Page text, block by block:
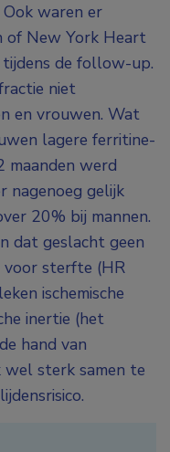
waren er
of New York Heart
de follow-up.
niet
en vrouwen. Wat
lagere ferritine-
maanden werd
nagenoeg gelijk
20% bij mannen.
dat geslacht geen
voor sterfte (HR
ischemische
inertie (het
hand van
wel sterk samen te